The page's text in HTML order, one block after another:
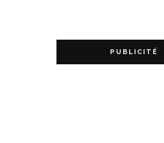
PUBLICITÉ